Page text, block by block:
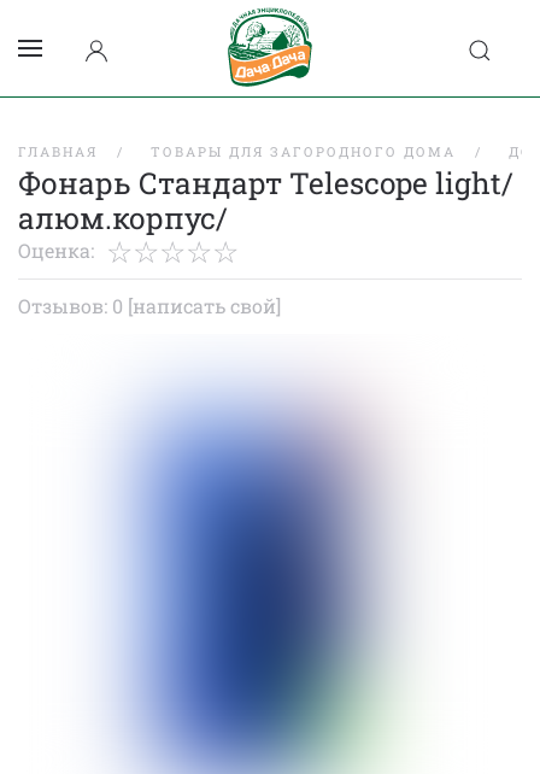
ГЛАВНАЯ ТОВАРЫ ДЛЯ ЗАГОРОДНОГО ДОМА
Фонарь Стандарт Telescope light/
алюм.корпус/
Оценка:
Отзывов: 0 [написать свой]